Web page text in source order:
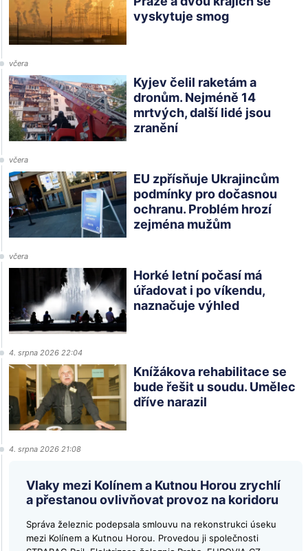
vyskytuje smog
včera
Kyjev čelil raketám a
dronům. Nejméně 14
mrtvých, další lidé jsou
zranění
včera
EU zpřísňuje Ukrajincům
podmínky pro dočasnou
ochranu. Problém hrozí
zejména mužům
včera
Horké letní počasí má
úřadovat i po víkendu,
naznačuje výhled
4. srpna 2026 22:04
Knížákova rehabilitace se
bude řešit u soudu. Umělec
dříve narazil
4. srpna 2026 21:08
Vlaky mezi Kolínem a Kutnou Horou zrychlí
a přestanou ovlivňovat provoz na koridoru
Správa železnic podepsala smlouvu na rekonstrukci úseku
mezi Kolínem a Kutnou Horou. Provedou ji společnosti